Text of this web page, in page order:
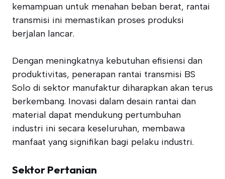
kemampuan untuk menahan beban berat, rantai
transmisi ini memastikan proses produksi
berjalan lancar.
Dengan meningkatnya kebutuhan efisiensi dan
produktivitas, penerapan rantai transmisi BS
Solo di sektor manufaktur diharapkan akan terus
berkembang. Inovasi dalam desain rantai dan
material dapat mendukung pertumbuhan
industri ini secara keseluruhan, membawa
manfaat yang signifikan bagi pelaku industri.
Sektor Pertanian